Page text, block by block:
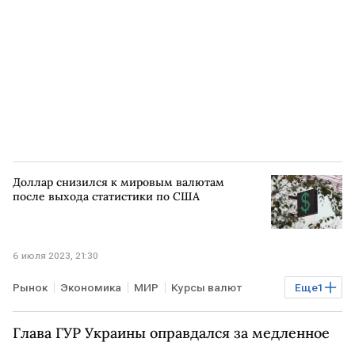
Доллар снизился к мировым валютам
после выхода статистики по США
6 июля 2023, 21:30
Еще1
Рынок Экономика МИР Курсы валют
доллар
Глава ГУР Украины оправдался за медленное